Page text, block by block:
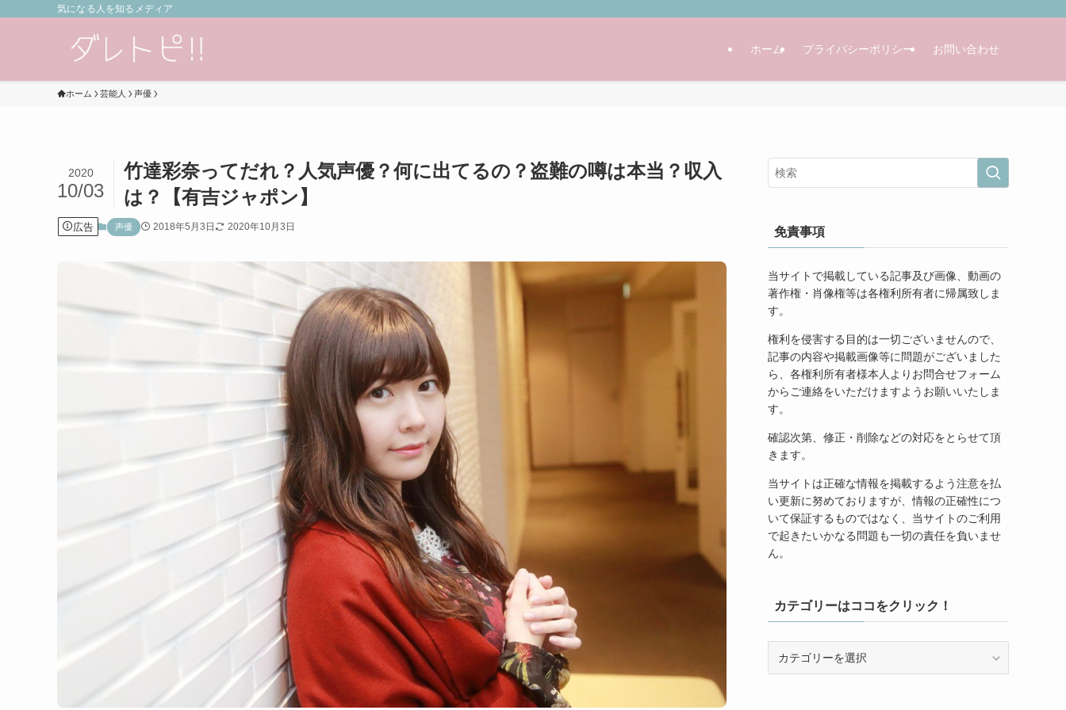
気になる人を知るメディア
ホーム プライバシーポリシー お問い合わせ
ホーム 芸能人 声優
竹達彩奈ってだれ？人気声優？何に出てるの？盗難の噂は本当？収入
は？【有吉ジャポン】
2020
10/03
広告 声優 2018年5月3日 2020年10月3日 免責事項
当サイトで掲載している記事及び画像、動画の
著作権・肖像権等は各権利所有者に帰属致しま
す。
権利を侵害する目的は一切ございませんので、
記事の内容や掲載画像等に問題がございました
ら、各権利所有者様本人よりお問合せフォーム
からご連絡をいただけますようお願いいたしま
す。
確認次第、修正・削除などの対応をとらせて頂
きます。
当サイトは正確な情報を掲載するよう注意を払
い更新に努めておりますが、情報の正確性につ
いて保証するものではなく、当サイトのご利用
で起きたいかなる問題も一切の責任を負いませ
ん。
カテゴリーはココをクリック！